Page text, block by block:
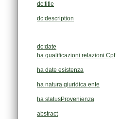
dc:title
dc:description
dc:date
ha qualificazioni relazioni Cpf
ha date esistenza
ha natura giuridica ente
ha statusProvenienza
abstract